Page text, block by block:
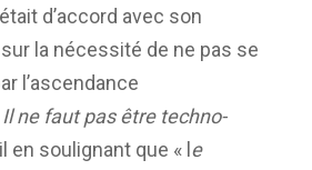
d’accord avec son
la nécessité de ne pas se
l’ascendance
Il ne faut pas être techno-
en soulignant que « l e